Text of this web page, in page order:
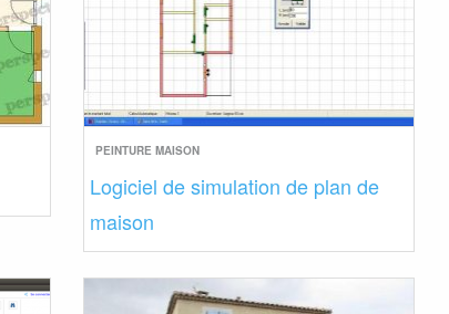
PEINTURE MAISON
Logiciel de simulation de plan de
maison